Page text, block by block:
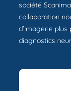
société
collaboration
d’imagerie
diagnostics